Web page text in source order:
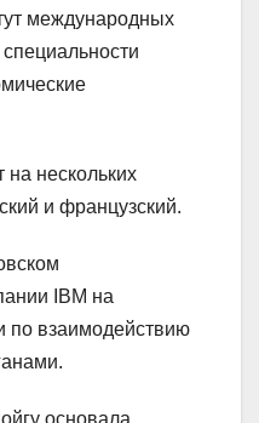
международных
на нескольких
и французский.
IBM на
по взаимодействию
основала